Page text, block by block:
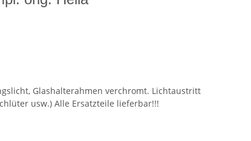
Glashalterahmen verchromt. Lichtaustritt
usw.) Alle Ersatzteile lieferbar!!!